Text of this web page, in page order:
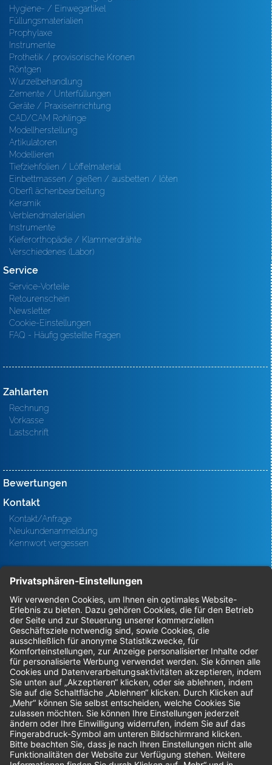
Hygiene- / Einwegartikel
Füllungsmaterialien
Prophylaxe
Instrumente
Prothetik / provisorische Kronen
Röntgen
Wurzelbehandlung
Zemente / Unterfüllungen
Geräte / Praxiseinrichtung
CAD/CAM Rohlinge
Modellherstellung
Artikulatoren
Modellieren
Tiefziehfolien / Löffelmaterial
Einbettmassen / gießen / ausbetten / löten
Oberfl ächenbearbeitung
Keramik
Verblendmaterialien
Instrumente
Kieferorthopädie / Klammerdrähte
Verschiedenes (Labor)
Service
Service-Vorteile
Retourenschein
Newsletter
Cookie-Einstellungen
FAQ - Häufig gestellte Fragen
Zahlarten
Rechnung
Vorkasse
Lastschrift
Bewertungen
Kontakt
Kontakt/Anfrage
Neukundenanmeldung
Kennwort vergessen
Bestellungen
Sendung verfolgen
Geprüfter Shop